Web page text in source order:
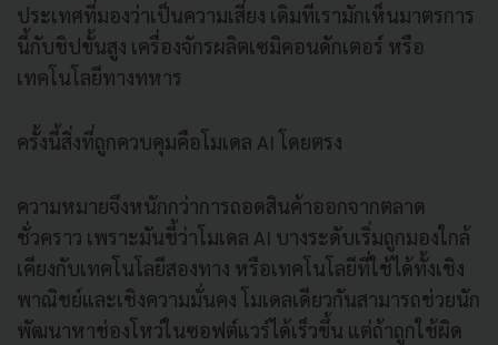
ประเทศที่มองว่าเป็นความเสี่ยง เดิมทีเรามักเห็นมาตรการ
นี้กับชิปขั้นสูง เครื่องจักรผลิตเซมิคอนดักเตอร์ หรือ
เทคโนโลยีทางทหาร
ครั้งนี้สิ่งที่ถูกควบคุมคือโมเดล AI โดยตรง
ความหมายจึงหนักกว่าการถอดสินค้าออกจากตลาด
ชั่วคราว เพราะมันชี้ว่าโมเดล AI บางระดับเริ่มถูกมองใกล้
เคียงกับเทคโนโลยีสองทาง หรือเทคโนโลยีที่ใช้ได้ทั้งเชิง
พาณิชย์และเชิงความมั่นคง โมเดลเดียวกันสามารถช่วยนัก
พัฒนาหาช่องโหว่ในซอฟต์แวร์ได้เร็วขึ้น แต่ถ้าถูกใช้ผิด